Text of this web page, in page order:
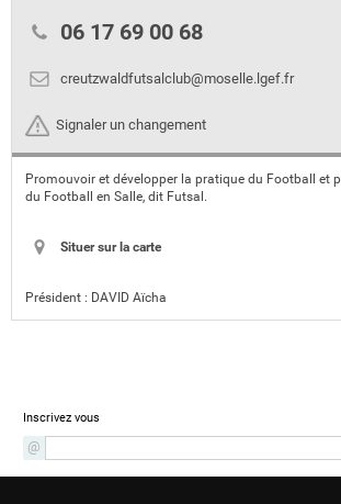
06 17 69 00 68
creutzwaldfutsalclub@moselle.lgef.fr
Signaler un changement
Promouvoir et développer la pratique du Football et
du Football en Salle, dit Futsal.
Situer sur la carte
Président : DAVID Aïcha
Inscrivez vous